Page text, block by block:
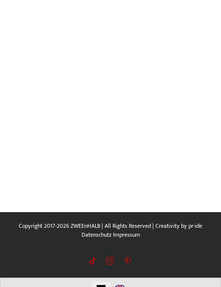
Copyright 2017-2026 ZWEEnHALB | All Rights Reserved | Creativity bypr-ide
Datenschutz Impressum
TiktokInstagram